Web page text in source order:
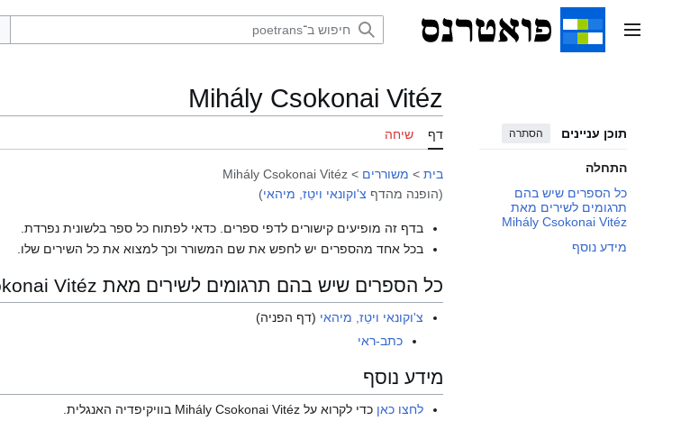
תפריט ראשי
תוכן עניינים הסתרה
התחלה
כל הספרים שיש בהם
תרגומים לשירים מאת
Mihály Csokonai Vitéz
מידע נוסף
Mihály Csokonai Vitéz
דף שיחה
בית > משוררים >
Mihály Csokonai Vitéz
(הופנה מהדף צ'וקונאי ויטֵז, מיהאי)
בדף זה מופיעים קישורים לדפי ספרים. כדאי לפתוח כל ספר בלשונית נפרדת.
בכל אחד מהספרים יש לחפש את שם המשורר וכך למצוא את כל השירים שלו.
כל הספרים שיש בהם תרגומים לשירים מאת Mihály Csokonai Vitéz
צ'וקונאי ויטֵז, מיהאי (דף הפניה)
כתב-ראי
מידע נוסף
לחצו כאן כדי לקרוא על Mihály Csokonai Vitéz בוויקיפדיה האנגלית.